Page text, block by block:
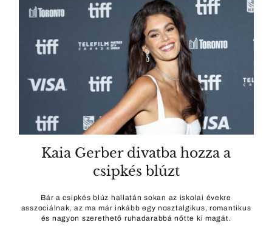
Kaia Gerber divatba hozza a
csipkés blúzt
Bár a csipkés blúz hallatán sokan az iskolai évekre
asszociálnak, az ma már inkább egy nosztalgikus, romantikus
és nagyon szerethető ruhadarabbá nőtte ki magát.